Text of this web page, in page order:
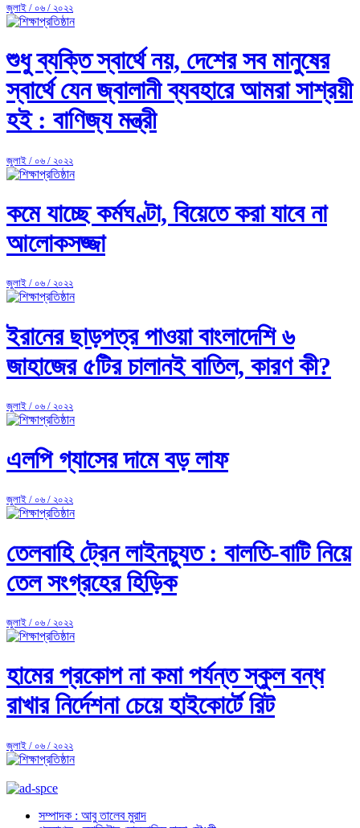
জুলাই / ০৬ / ২০২২
শুধু ব্যক্তি স্বার্থে নয়, দেশের সব মানুষের
স্বার্থে যেন জ্বালানী ব্যবহারে আমরা সাশ্রয়ী
হই : বাণিজ্য মন্ত্রী
জুলাই / ০৬ / ২০২২
কমে যাচ্ছে কর্মঘণ্টা, বিয়েতে করা যাবে না
আলোকসজ্জা
জুলাই / ০৬ / ২০২২
ইরানের ছাড়পত্র পাওয়া বাংলাদেশি ৬
জাহাজের ৫টির চালানই বাতিল, কারণ কী?
জুলাই / ০৬ / ২০২২
এলপি গ্যাসের দামে বড় লাফ
জুলাই / ০৬ / ২০২২
তেলবাহি ট্রেন লাইনচ্যুত : বালতি-বাটি নিয়ে
তেল সংগ্রহের হিড়িক
জুলাই / ০৬ / ২০২২
হামের প্রকোপ না কমা পর্যন্ত স্কুল বন্ধ
রাখার নির্দেশনা চেয়ে হাইকোর্টে রিট
জুলাই / ০৬ / ২০২২
সম্পাদক : আবু তালেব মুরাদ